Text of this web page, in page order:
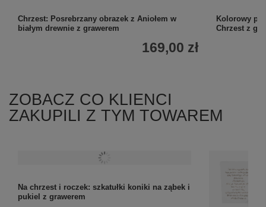
Chrzest: Posrebrzany obrazek z Aniołem w
białym drewnie z grawerem
169,00 zł
Kolorowy
Chrzest z
ZOBACZ CO KLIENCI
ZAKUPILI Z TYM TOWAREM